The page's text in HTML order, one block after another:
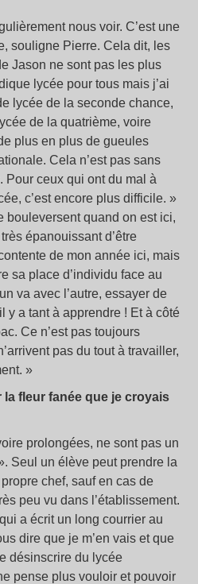
nous voir. C’est une
souligne Pierre. Cela dit, les
Jason ne sont pas les plus
lycée pour tous mais j’ai
lycée de la seconde chance,
de la quatrième, voire
plus en plus de gueules
Cela n’est pas sans
Pour ceux qui ont du mal à
c’est encore plus difficile. »
bouleversent quand on est ici,
épanouissant d’être
de mon année ici, mais
sa place d’individu face au
va avec l’autre, essayer de
a tant à apprendre ! Et à côté
Ce n’est pas toujours
pas du tout à travailler,
»
la fleur fanée que je croyais
prolongées, ne sont pas un
Seul un élève peut prendre la
chef, sauf en cas de
peu vu dans l’établissement.
a écrit un long courrier au
dire que je m’en vais et que
désinscrire du lycée
pense plus vouloir et pouvoir